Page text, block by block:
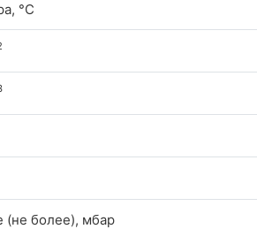
°С
(не более), мбар